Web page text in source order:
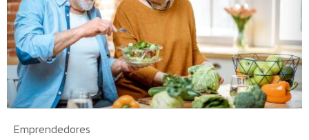
Emprendedores